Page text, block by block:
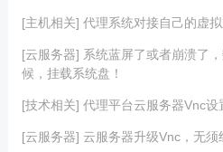
[主机相关] 代理系统对接自己的虚
[云服务器] 系统蓝屏了或者崩溃了
候，挂载系统盘！
[技术相关] 代理平台云服务器Vnc设
[云服务器] 云服务器升级Vnc，无须